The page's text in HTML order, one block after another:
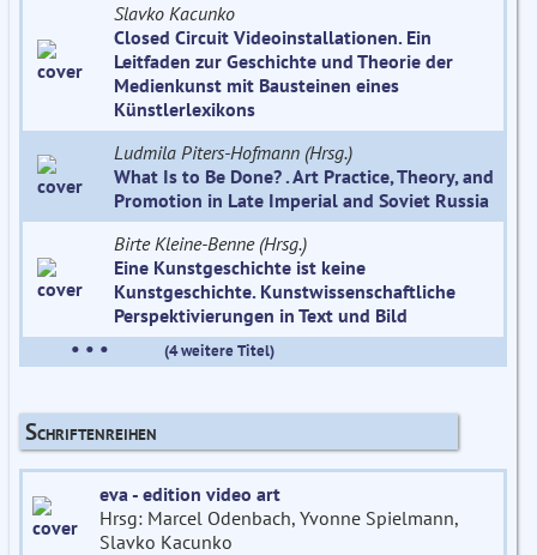
Slavko Kacunko
Closed Circuit Videoinstallationen. Ein
Leitfaden zur Geschichte und Theorie der
Medienkunst mit Bausteinen eines
Künstlerlexikons
Ludmila Piters-Hofmann (Hrsg.)
What Is to Be Done? . Art Practice, Theory, and
Promotion in Late Imperial and Soviet Russia
Birte Kleine-Benne (Hrsg.)
Eine Kunstgeschichte ist keine
Kunstgeschichte. Kunstwissenschaftliche
Perspektivierungen in Text und Bild
• • • (4 weitere Titel)
Schriftenreihen
eva - edition video art
Hrsg: Marcel Odenbach, Yvonne Spielmann,
Slavko Kacunko